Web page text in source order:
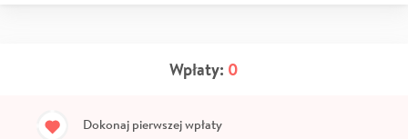
Wpłaty: 0
Dokonaj pierwszej wpłaty